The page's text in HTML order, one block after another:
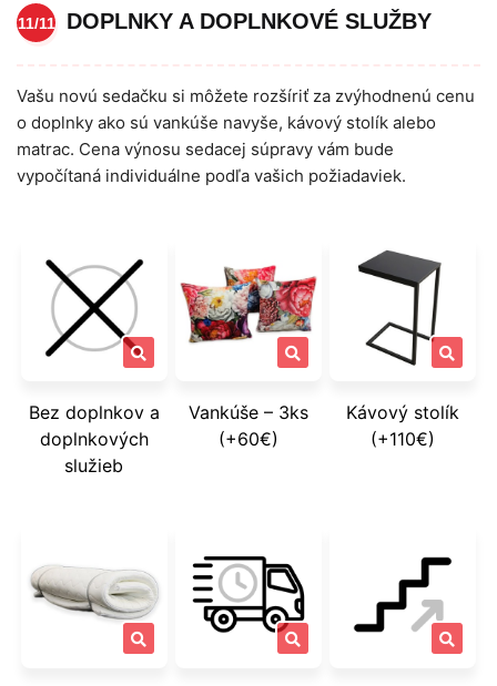
11/11 DOPLNKY A DOPLNKOVÉ SLUŽBY
Vašu novú sedačku si môžete rozšíriť za zvýhodnenú cenu
o doplnky ako sú vankúše navyše, kávový stolík alebo
matrac. Cena výnosu sedacej súpravy vám bude
vypočítaná individuálne podľa vašich požiadaviek.
Bez doplnkov a
doplnkových
služieb
Vankúše – 3ks
(+60€)
Kávový stolík
(+110€)